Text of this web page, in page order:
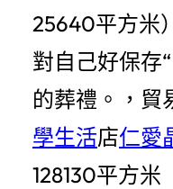
25640平方米
對自己好保存
的葬禮。，貿
學生活店仁愛
128130平方